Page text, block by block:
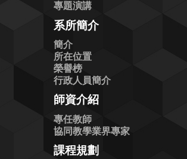
專題演講
系所簡介
簡介
所在位置
榮譽榜
行政人員簡介
師資介紹
專任教師
協同教學業界專家
課程規劃